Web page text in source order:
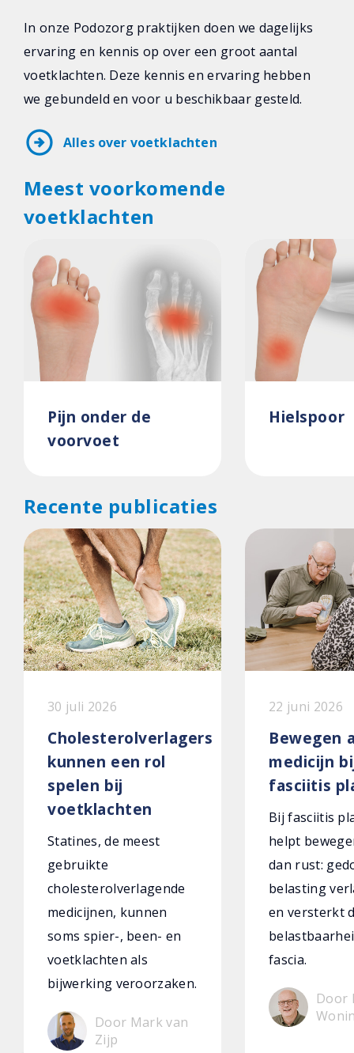
In onze Podozorg praktijken doen we dagelijks
ervaring en kennis op over een groot aantal
voetklachten. Deze kennis en ervaring hebben
we gebundeld en voor u beschikbaar gesteld.
arrow_circle_right Alles over voetklachten
Meest voorkomende
voetklachten
Pijn onder de
voorvoet
Hielspoor
Recente publicaties
30 juli 2026
Cholesterolverlagers
kunnen een rol
spelen bij
voetklachten
Statines, de meest
gebruikte
cholesterolverlagende
medicijnen, kunnen
soms spier-, been- en
voetklachten als
bijwerking veroorzaken.
Door Mark van
Zijp
22 juni 2026
Bewegen
medicijn
fasciitis
Bij fasciitis
helpt
dan rust:
belasting
en versterkt
fascia.
Door